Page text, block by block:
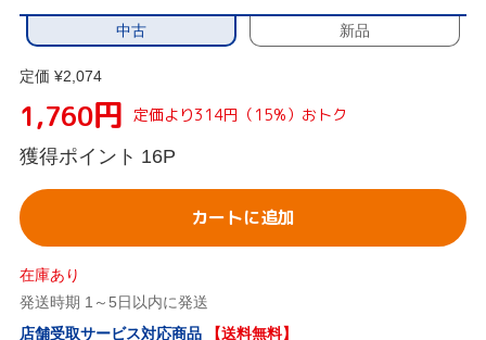
中古 新品
定価 ¥2,074
1,760円 定価より314円（15%）おトク
獲得ポイント 16P
カートに追加
在庫あり
発送時期 1～5日以内に発送
店舗受取サービス対応商品
【送料無料】